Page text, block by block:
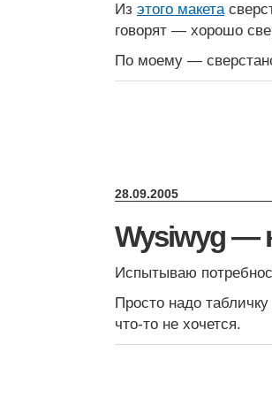
Из этого макета
говорят — хорошо
По моему —
28.09.2005
Wysiwyg —
Испытываю
Просто надо
что-то не хочется.